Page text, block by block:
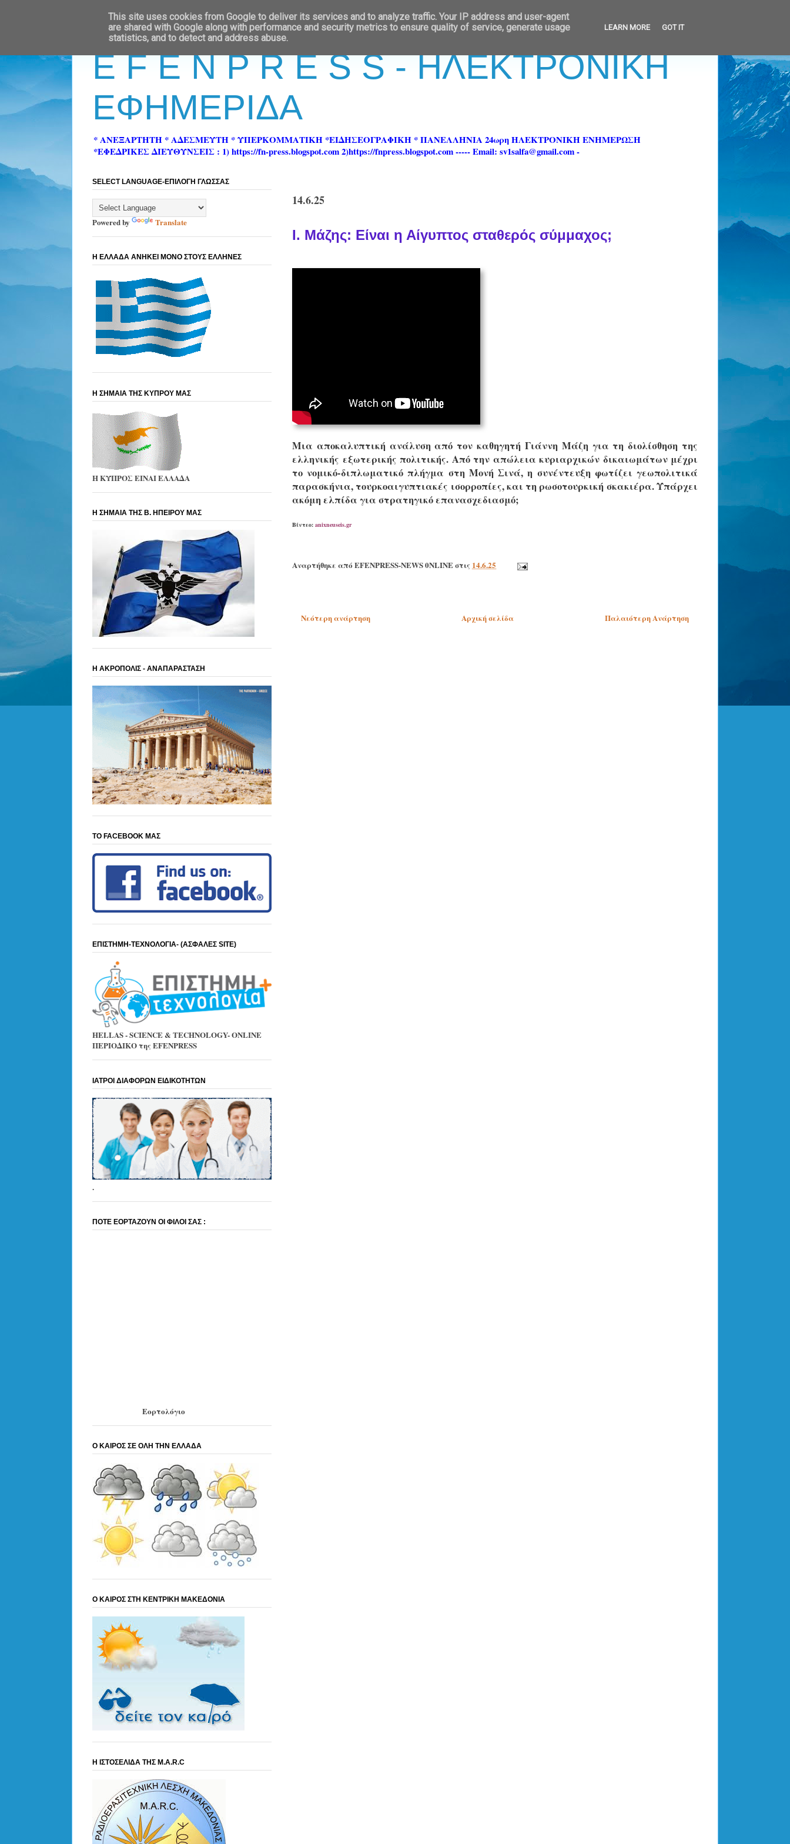
E F E N P R E S S - ΗΛΕΚΤΡΟΝΙΚΗ
ΕΦΗΜΕΡΙΔΑ
* ΑΝΕΞΑΡΤΗΤΗ * ΑΔΕΣΜΕΥΤΗ * ΥΠΕΡΚΟΜΜΑΤΙΚΗ *ΕΙΔΗΣΕΟΓΡΑΦΙΚΗ * ΠΑΝΕΛΛΗΝΙΑ 24ωρη ΗΛΕΚΤΡΟΝΙΚΗ ΕΝΗΜΕΡΩΣΗ
*ΕΦΕΔΡΙΚΕΣ ΔΙΕΥΘΥΝΣΕΙΣ : 1) https://fn-press.blogspot.com 2)https://fnpress.blogspot.com ----- Email: sv1salfa@gmail.com -
14.6.25
Ι. Μάζης: Είναι η Αίγυπτος σταθερός σύμμαχος;
Μια αποκαλυπτική ανάλυση από τον καθηγητή Γιάννη Μάζη για τη διολίσθηση της
ελληνικής εξωτερικής πολιτικής. Από την απώλεια κυριαρχικών δικαιωμάτων μέχρι
το νομικό-διπλωματικό πλήγμα στη Μονή Σινά, η συνέντευξη φωτίζει γεωπολιτικά
παρασκήνια, τουρκοαιγυπτιακές ισορροπίες, και τη ρωσοτουρκική σκακιέρα. Υπάρχει
ακόμη ελπίδα για στρατηγικό επανασχεδιασμό;
Βίντεο: anixneuseis.gr
Αναρτήθηκε από EFENPRESS-NEWS 0NLINEστις 14.6.25
Νεότερη ανάρτηση Παλαιότερη Ανάρτηση
Αρχική σελίδα
SELECT LANGUAGE-ΕΠΙΛΟΓΗ ΓΛΩΣΣΑΣ
Powered by Translate
Η ΕΛΛΑΔΑ ΑΝΗΚΕΙ ΜΟΝΟ ΣΤΟΥΣ ΕΛΛΗΝΕΣ
Η ΣΗΜΑΙΑ ΤΗΣ ΚΥΠΡΟΥ ΜΑΣ
Η ΚΥΠΡΟΣ ΕΙΝΑΙ ΕΛΛΑΔΑ
Η ΣΗΜΑΙΑ ΤΗΣ Β. ΗΠΕΙΡΟΥ ΜΑΣ
Η ΑΚΡΟΠΟΛΙΣ - ΑΝΑΠΑΡΑΣΤΑΣΗ
ΤΟ FACEBOOK ΜΑΣ
ΕΠΙΣΤΗΜΗ-ΤΕΧΝΟΛΟΓΙΑ- (ΑΣΦΑΛΕΣ SITE)
HELLAS - SCIENCE & TECHNOLOGY- ONLINE
ΠΕΡΙΟΔΙΚΟ της EFENPRESS
ΙΑΤΡΟΙ ΔΙΑΦΟΡΩΝ ΕΙΔΙΚΟΤΗΤΩΝ
.
ΠΟΤΕ ΕΟΡΤΑΖΟΥΝ ΟΙ ΦΙΛΟΙ ΣΑΣ :
Εορτολόγιο
Ο ΚΑΙΡΟΣ ΣΕ ΟΛΗ ΤΗΝ ΕΛΛΑΔΑ
Ο ΚΑΙΡΟΣ ΣΤΗ ΚΕΝΤΡΙΚΗ ΜΑΚΕΔΟΝΙΑ
Η ΙΣΤΟΣΕΛΙΔΑ ΤΗΣ M.A.R.C
This site uses cookies from Google to deliver its services and to analyze traffic. Your IP address and user-agent
are shared with Google along with performance and security metrics to ensure quality of service, generate usage
statistics, and to detect and address abuse.
LEARN MORE GOT IT